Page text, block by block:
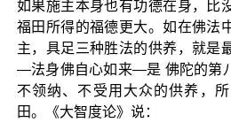
如果施主本身也有功德在身，比
福田所得的福德更大。如在佛法
主，具足三种胜法的供养，就是
—法身佛自心如来—是 佛陀的第
不领纳、不受用大众的供养，
田。《大智度论》说：